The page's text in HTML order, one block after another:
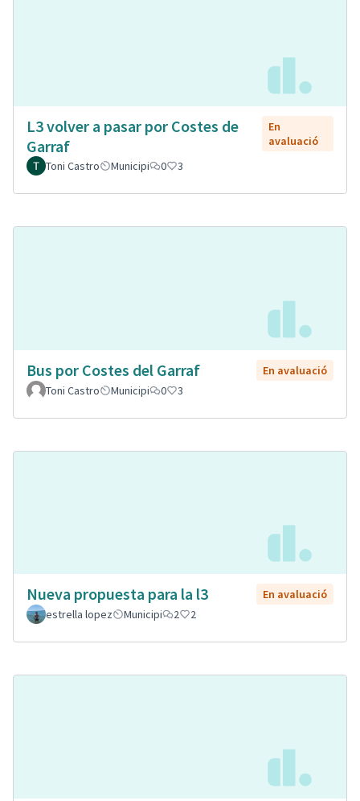
L3 volver a pasar por Costes de
Garraf
En
avaluació
Toni Castro
Municipi 0 3
Bus por Costes del Garraf
En avaluació
Toni Castro
Municipi 0 3
Nueva propuesta para la l3
En avaluació
estrella lopez
Municipi 2 2